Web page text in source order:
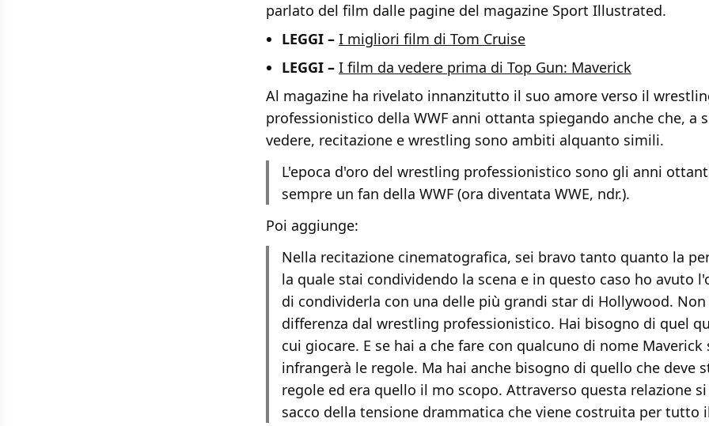
parlato del film dalle pagine del magazine Sport Illustrated.
LEGGI – I migliori film di Tom Cruise
LEGGI – I film da vedere prima di Top Gun: Maverick
Al magazine ha rivelato innanzitutto il suo amore verso il
professionistico della WWF anni ottanta spiegando anche che, a
vedere, recitazione e wrestling sono ambiti alquanto simili.
L'epoca d'oro del wrestling professionistico sono gli anni
sempre un fan della WWF (ora diventata WWE, ndr.).
Poi aggiunge:
Nella recitazione cinematografica, sei bravo tanto quanto la
la quale stai condividendo la scena e in questo caso ho avuto
di condividerla con una delle più grandi star di Hollywood. Non
differenza dal wrestling professionistico. Hai bisogno di quel
cui giocare. E se hai a che fare con qualcuno di nome Maverick
infrangerà le regole. Ma hai anche bisogno di quello che deve
regole ed era quello il mo scopo. Attraverso questa relazione
sacco della tensione drammatica che viene costruita per tutto